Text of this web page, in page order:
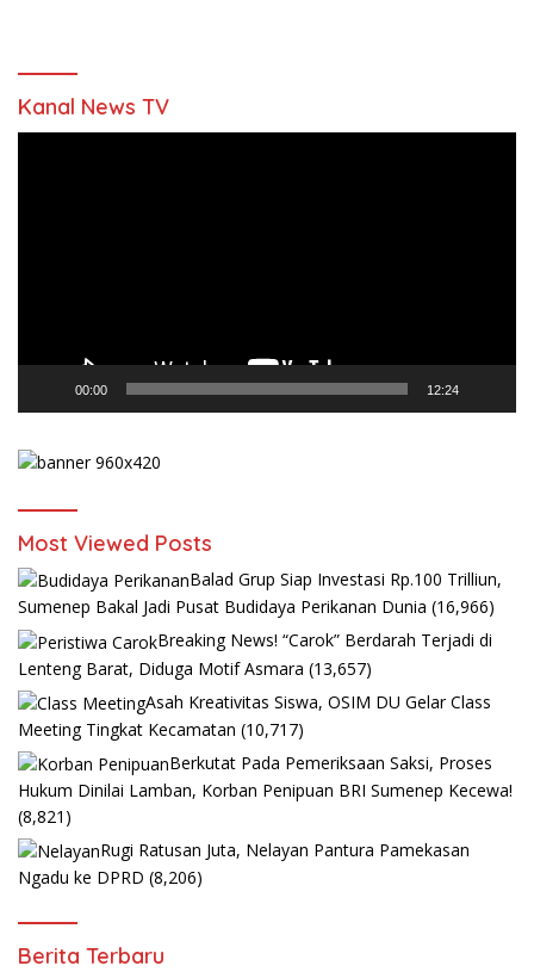
Kanal News TV
00:00 12:24
Most Viewed Posts
Balad Grup Siap Investasi Rp.100 Trilliun,
Sumenep Bakal Jadi Pusat Budidaya Perikanan Dunia (16,966)
Breaking News! “Carok” Berdarah Terjadi di
Lenteng Barat, Diduga Motif Asmara (13,657)
Asah Kreativitas Siswa, OSIM DU Gelar Class
Meeting Tingkat Kecamatan (10,717)
Berkutat Pada Pemeriksaan Saksi, Proses
Hukum Dinilai Lamban, Korban Penipuan BRI Sumenep Kecewa!
(8,821)
Rugi Ratusan Juta, Nelayan Pantura Pamekasan
Ngadu ke DPRD (8,206)
Berita Terbaru